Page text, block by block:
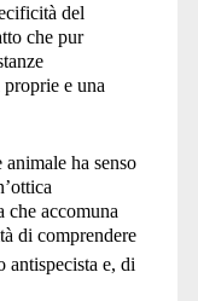
del
che pur
e una
ha senso
che accomuna
di comprendere
antispecista e, di